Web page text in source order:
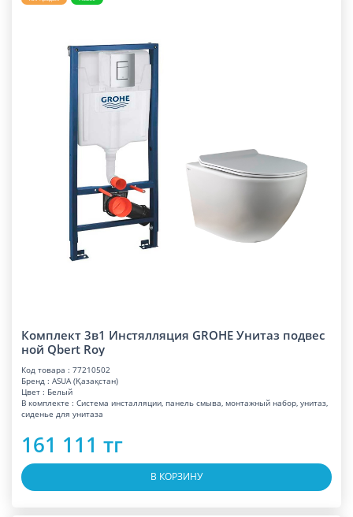
Комплект 3в1 Инстялляция GROHE Унитаз подвес
ной Qbert Roy
Код товара : 77210502
Бренд : ASUA (Қазақстан)
Цвет : Белый
В комплекте : Система инсталляции, панель смыва, монтажный набор, унитаз,
сиденье для унитаза
161 111 тг
В КОРЗИНУ